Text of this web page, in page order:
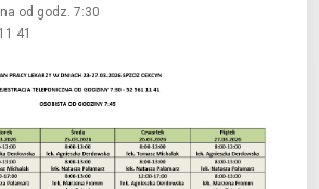
od godz. 7:30
41